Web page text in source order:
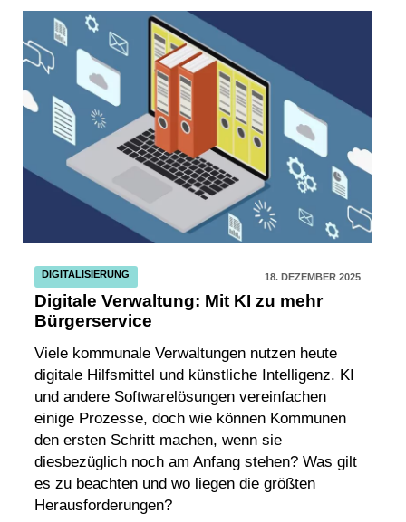
DIGITALISIERUNG 18. DEZEMBER 2025
Digitale Verwaltung: Mit KI zu mehr
Bürgerservice
Viele kommunale Verwaltungen nutzen heute
digitale Hilfsmittel und künstliche Intelligenz. KI
und andere Softwarelösungen vereinfachen
einige Prozesse, doch wie können Kommunen
den ersten Schritt machen, wenn sie
diesbezüglich noch am Anfang stehen? Was gilt
es zu beachten und wo liegen die größten
Herausforderungen?